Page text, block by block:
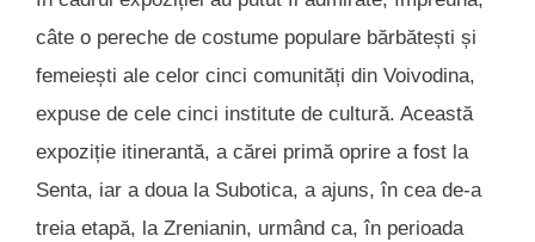
câte o pereche de costume populare bărbătești și
femeiești ale celor cinci comunități din Voivodina,
expuse de cele cinci institute de cultură. Această
expoziție itinerantă, a cărei primă oprire a fost la
Senta, iar a doua la Subotica, a ajuns, în cea de-a
treia etapă, la Zrenianin, urmând ca, în perioada